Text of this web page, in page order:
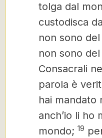
tolga dal
custodisca
non sono
non sono
Consacrali
parola è
hai mandato
anch’io li ho
mondo; 19